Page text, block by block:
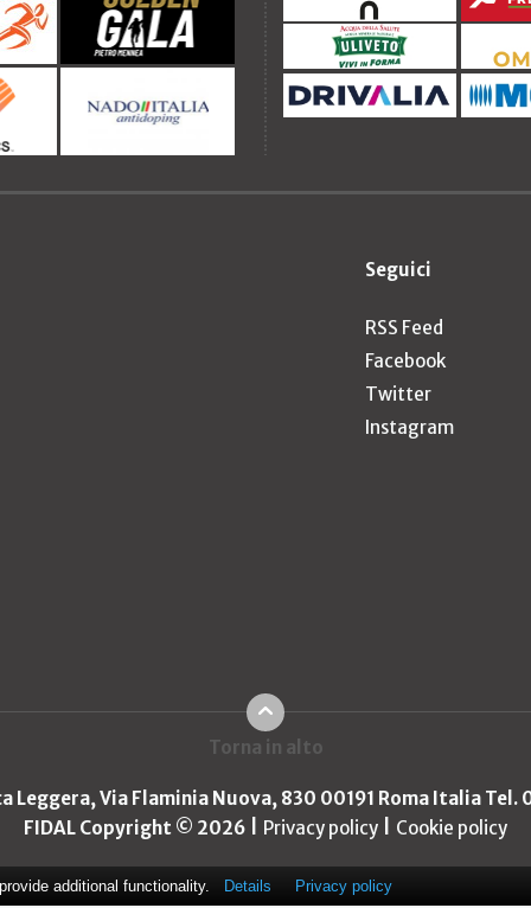
Seguici
RSS Feed
Facebook
Twitter
Instagram
Torna in alto
Via Flaminia Nuova, 830 00191 Roma Italia Tel.
FIDAL Copyright © 2026
Privacy policy Cookie policy
additional functionality. Details Privacy policy